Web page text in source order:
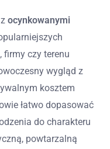
ocynkowanymi
firmy czy terenu
wygląd z
kosztem
łatwo dopasować
do charakteru
powtarzalną